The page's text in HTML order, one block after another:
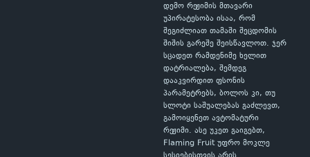
დემო რეჟიმის მთავარი
უპირატესობა ისაა, რომ
შეგიძლიათ თამაში შეცდომის
შიშის გარეშე შეისწავლოთ. ჯერ
სცადეთ რამდენიმე ხელით
დატრიალება, შემდეგ
დააკვირდით ფსონის
პარამეტრებს, ბოლოს კი, თუ
სლოტი საშუალებას გაძლევთ,
გამოიყენეთ ავტომატური
რეჟიმი. ასე უკეთ გაიგებთ,
Flaming Fruit უფრო მოკლე